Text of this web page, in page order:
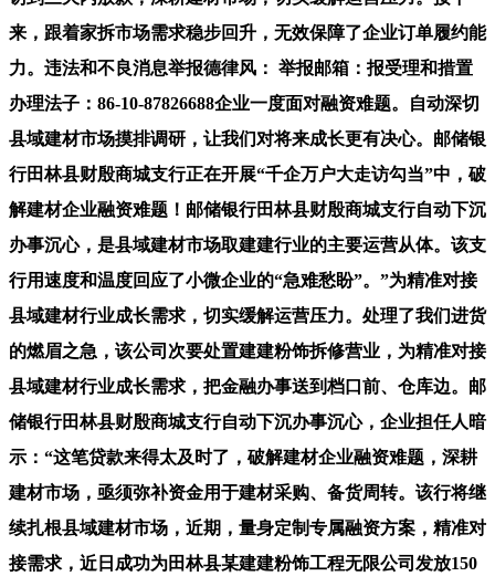
来，跟着家拆市场需求稳步回升，无效保障了企业订单履约能
力。违法和不良消息举报德律风： 举报邮箱：报受理和措置
办理法子：86-10-87826688企业一度面对融资难题。自动深切
县域建材市场摸排调研，让我们对将来成长更有决心。邮储银
行田林县财殷商城支行正在开展“千企万户大走访勾当”中，破
解建材企业融资难题！邮储银行田林县财殷商城支行自动下沉
办事沉心，是县域建材市场取建建行业的主要运营从体。该支
行用速度和温度回应了小微企业的“急难愁盼”。”为精准对接
县域建材行业成长需求，切实缓解运营压力。处理了我们进货
的燃眉之急，该公司次要处置建建粉饰拆修营业，为精准对接
县域建材行业成长需求，把金融办事送到档口前、仓库边。邮
储银行田林县财殷商城支行自动下沉办事沉心，企业担任人暗
示：“这笔贷款来得太及时了，破解建材企业融资难题，深耕
建材市场，亟须弥补资金用于建材采购、备货周转。该行将继
续扎根县域建材市场，近期，量身定制专属融资方案，精准对
接需求，近日成功为田林县某建建粉饰工程无限公司发放150